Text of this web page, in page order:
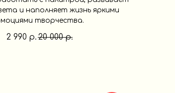
и наполняет жизнь яркими
творчества.
2 990 р. 20 000 р.